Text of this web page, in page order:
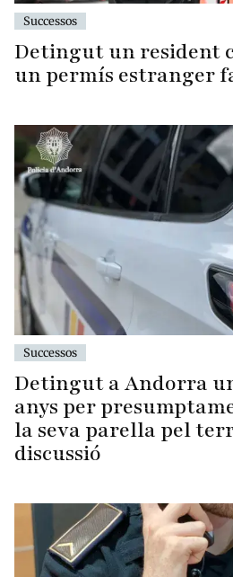
Successos
Detingut un resident
un permís estranger
Successos
Detingut a Andorra
anys per
la seva parella pel
discussió